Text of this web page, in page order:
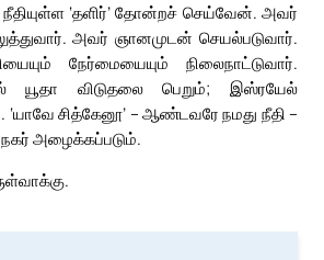
நீதியுள்ள ‘தளிர்’ தோன்றச் செய்வேன். அவர்
அவர் ஞானமுடன் செயல்படுவார்.
நேர்மையையும் நிலைநாட்டுவார்.
யூதா விடுதலை பெறும்; இஸ்ரயேல்
‘யாவே சித்கேனூ’ – ஆண்டவரே நமது நீதி –
அழைக்கப்படும்.